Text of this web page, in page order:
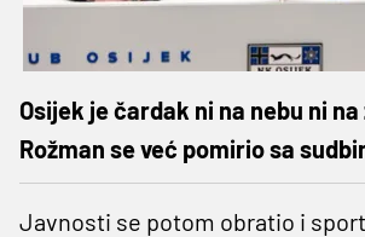
Osijek je čardak ni na nebu ni na
Rožman se već pomirio sa
Javnosti se potom obratio i